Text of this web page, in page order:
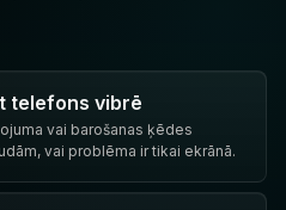
telefons vibrē
vai barošanas ķēdes
vai problēma ir tikai ekrānā.